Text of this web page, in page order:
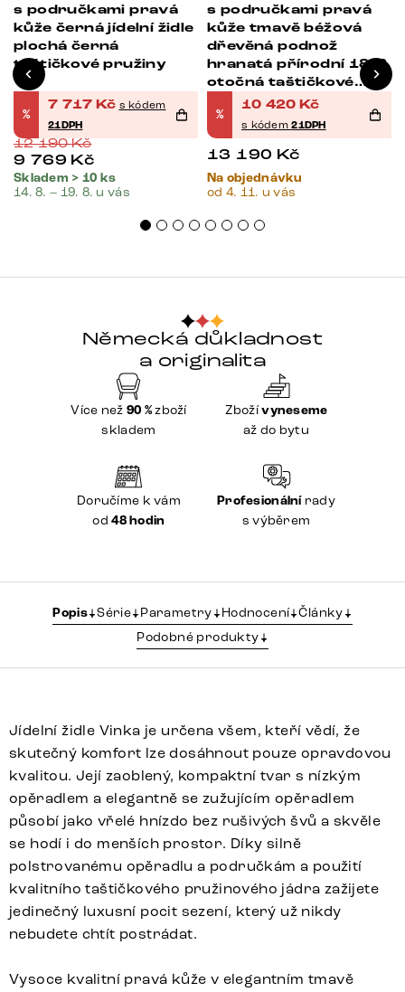
s područkami pravá
kůže černá jídelní židle
plochá černá
taštičkové pružiny
%
7 717 Kč s kódem
21DPH
12 190Kč
9 769 Kč
Skladem > 10 ks
14. 8. – 19. 8. u vás
s područkami pravá
kůže tmavě béžová
dřevěná podnož
hranatá přírodní 180°
otočná taštičkové
pružiny
%
10 420 Kč
s kódem21DPH
13 190 Kč
Na objednávku
od 4. 11. u vás
Německá důkladnost
a originalita
Více než 90 %zboží
skladem
Zbožívyneseme
až do bytu
Doručíme k vám
od48 hodin
Profesionálnírady
s výběrem
Popis Série Parametry Hodnocení Články
Podobné produkty
Jídelní židle Vinka je určena všem, kteří vědí, že
skutečný komfort lze dosáhnout pouze opravdovou
kvalitou. Její zaoblený, kompaktní tvar s nízkým
opěradlem a elegantně se zužujícím opěradlem
působí jako vřelé hnízdo bez rušivých švů a skvěle
se hodí i do menších prostor. Díky silně
polstrovanému opěradlu a područkám a použití
kvalitního taštičkového pružinového jádra zažijete
jedinečný luxusní pocit sezení, který už nikdy
nebudete chtít postrádat.
Vysoce kvalitní pravá kůže v elegantním tmavě